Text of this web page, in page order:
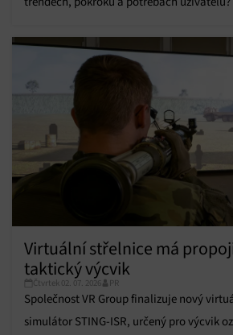
informací.
Zajištění bezpečnosti, předcházení a
podvodů a odstraňování chyb,
zobrazování reklamy a obsahu, Ukládání a
voleb ochrany osobních údajů.
Virtuální střelnice má
taktický výcvik
Čtvrtek 02. 07. 2026 PR
Společnost VR Group finalizuje nový
simulátor STING-ISR, určený pro výcvik